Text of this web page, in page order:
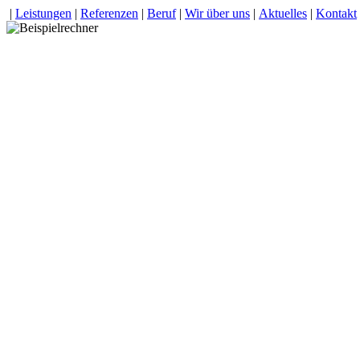
| Leistungen | Referenzen | Beruf| Wir über uns | Aktuelles | Kontakt